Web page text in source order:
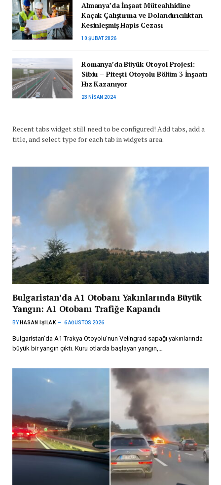
Almanya’da İnşaat Müteahhidine
Kaçak Çalıştırma ve Dolandırıcılıktan
Kesinleşmiş Hapis Cezası
10 ŞUBAT 2026
Romanya’da Büyük Otoyol Projesi:
Sibiu – Pitești Otoyolu Bölüm 3 İnşaatı
Hız Kazanıyor
23 NISAN 2024
Recent tabs widget still need to be configured! Add tabs, add a
title, and select type for each tab in widgets area.
Bulgaristan’da A1 Otobanı Yakınlarında Büyük
Yangın: A1 Otobanı Trafiğe Kapandı
BY HASAN IŞILAK 6 AĞUSTOS 2026
Bulgaristan’da A1 Trakya Otoyolu’nun Velingrad sapağı yakınlarında
büyük bir yangın çıktı. Kuru otlarda başlayan yangın,…